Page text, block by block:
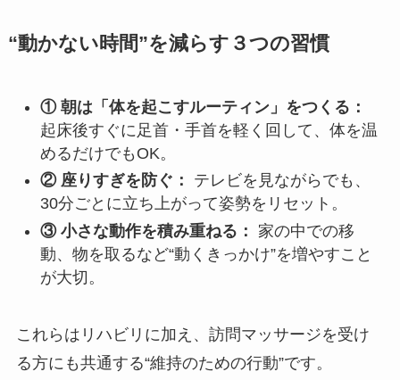
“動かない時間”を減らす３つの習慣
① 朝は「体を起こすルーティン」をつくる：
起床後すぐに足首・手首を軽く回して、体を温
めるだけでもOK。
② 座りすぎを防ぐ：
テレビを見ながらでも、
30分ごとに立ち上がって姿勢をリセット。
③ 小さな動作を積み重ねる：
家の中での移
動、物を取るなど“動くきっかけ”を増やすこと
が大切。
これらはリハビリに加え、訪問マッサージを受け
る方にも共通する“維持のための行動”です。